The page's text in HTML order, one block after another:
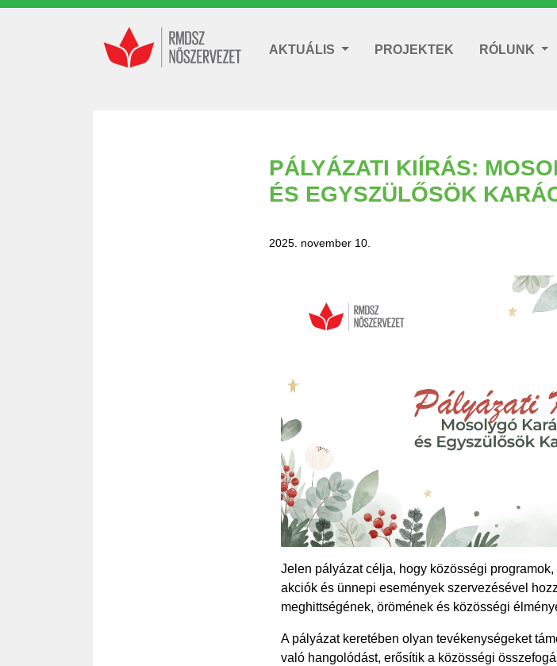
AKTUÁLIS PROJEKTEK RÓLUNK
PÁLYÁZATI KIÍRÁS:
ÉS EGYSZÜLŐSÖK
2025. november 10.
Jelen pályázat célja, hogy közösségi
akciók és ünnepi események szervezésével
meghittségének, örömének és közösségi
A pályázat keretében olyan tevékenységeket
való hangolódást, erősítik a közösségi